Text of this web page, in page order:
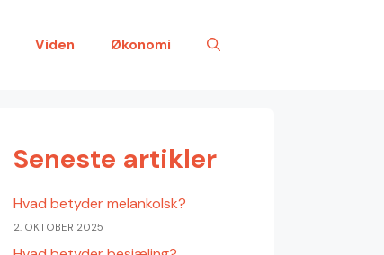
Viden Økonomi
Seneste artikler
Hvad betyder melankolsk?
2. OKTOBER 2025